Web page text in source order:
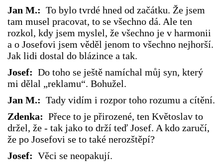
Jan M.: To bylo tvrdé hned od začátku. Že jsem
tam musel pracovat, to se všechno dá. Ale ten
rozkol, kdy jsem myslel, že všechno je v harmonii
a o Josefovi jsem věděl jenom to všechno nejhorší.
Jak lidi dostal do blázince a tak.
Josef: Do toho se ještě namíchal můj syn, který
mi dělal „reklamu“. Bohužel.
Jan M.: Tady vidím i rozpor toho rozumu a cítění.
Zdenka: Přece to je přirozené, ten Květoslav to
držel, že - tak jako to drží teď Josef. A kdo zaručí,
že po Josefovi se to také nerozštěpí?
Josef: Věci se neopakují.